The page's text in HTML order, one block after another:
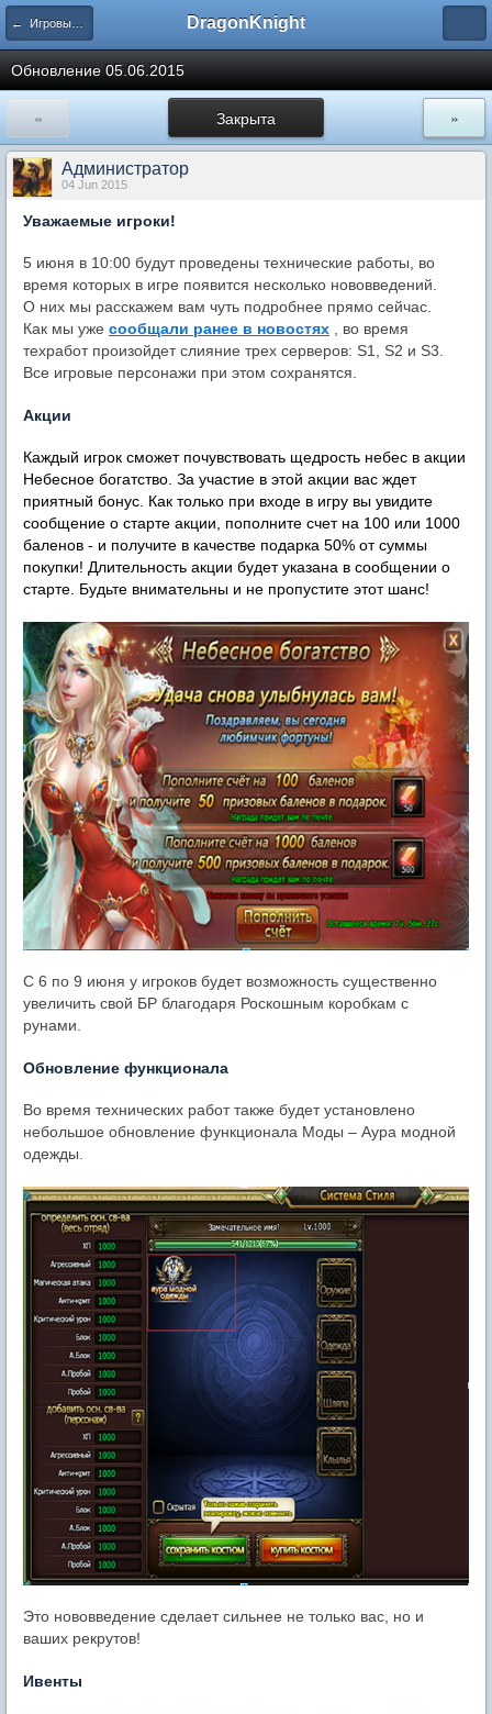
← Игровые события DragonKnight
Обновление 05.06.2015
Закрыта
« »
Администратор
04 Jun 2015
Уважаемые игроки!
5 июня в 10:00 будут проведены технические работы, во
время которых в игре появится несколько нововведений.
О них мы расскажем вам чуть подробнее прямо сейчас.
Как мы уже сообщали ранее в новостях , во время
техработ произойдет слияние трех серверов: S1, S2 и S3.
Все игровые персонажи при этом сохранятся.
Акции
Каждый игрок сможет почувствовать щедрость небес в акции
Небесное богатство. За участие в этой акции вас ждет
приятный бонус. Как только при входе в игру вы увидите
сообщение о старте акции, пополните счет на 100 или 1000
баленов - и получите в качестве подарка 50% от суммы
покупки! Длительность акции будет указана в сообщении о
старте. Будьте внимательны и не пропустите этот шанс!
С 6 по 9 июня у игроков будет возможность существенно
увеличить свой БР благодаря Роскошным коробкам с
рунами.
Обновление функционала
Во время технических работ также будет установлено
небольшое обновление функционала Моды – Аура модной
одежды.
Это нововведение сделает сильнее не только вас, но и
ваших рекрутов!
Ивенты